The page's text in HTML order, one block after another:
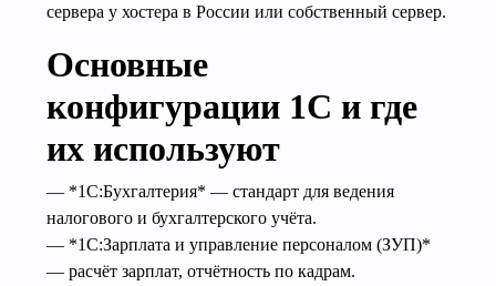
сервера у хостера в России или собственный сервер.
Основные
конфигурации 1С и где
их используют
— *1С:Бухгалтерия* — стандарт для ведения
налогового и бухгалтерского учёта.
— *1С:Зарплата и управление персоналом (ЗУП)*
— расчёт зарплат, отчётность по кадрам.